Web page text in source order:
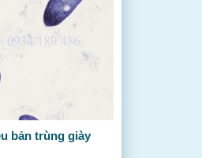
bản trùng giày